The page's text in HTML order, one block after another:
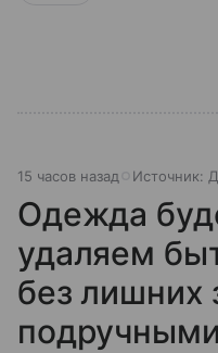
15 часов назад Источник:
Одежда
удаляем
без лишних